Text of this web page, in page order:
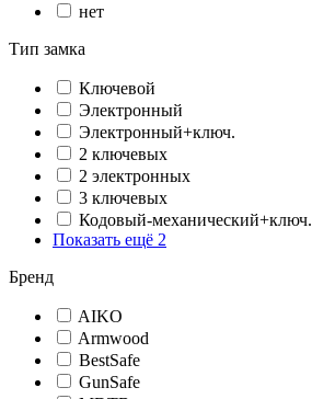
нет
Тип замка
Ключевой
Электронный
Электронный+ключ.
2 ключевых
2 электронных
3 ключевых
Кодовый-механический+ключ.
Показать ещё 2
Бренд
AIKO
Armwood
BestSafe
GunSafe